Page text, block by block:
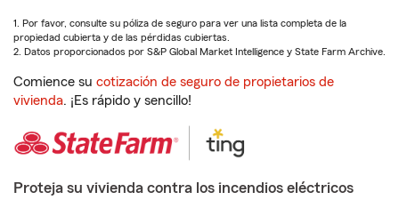
1. Por favor, consulte su póliza de seguro para ver una lista completa de la
propiedad cubierta y de las pérdidas cubiertas.
2. Datos proporcionados por S&P Global Market Intelligence y State Farm Archive.
Comience su cotización de seguro de propietarios de
vivienda. ¡Es rápido y sencillo!
Proteja su vivienda contra los incendios eléctricos